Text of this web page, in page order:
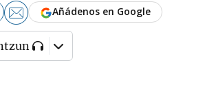
Añádenos en Google